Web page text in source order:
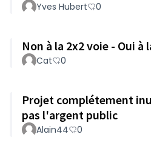
Yves Hubert 0
Non à la 2x2 voie - Oui à
Cat 0
Projet complétement
pas l'argent public
Alain44 0